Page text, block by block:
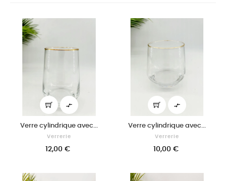

Verre cylindrique avec...
Verrerie
12,00 €

Verre cylindrique avec...
Verrerie
10,00 €